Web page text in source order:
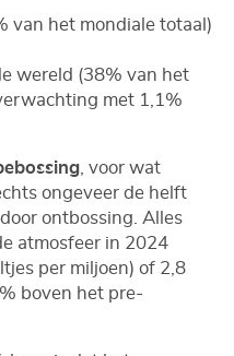
van het mondiale totaal)
wereld (38% van het
met 1,1%
, voor wat
ongeveer de helft
ontbossing. Alles
atmosfeer in 2024
per miljoen) of 2,8
boven het pre-